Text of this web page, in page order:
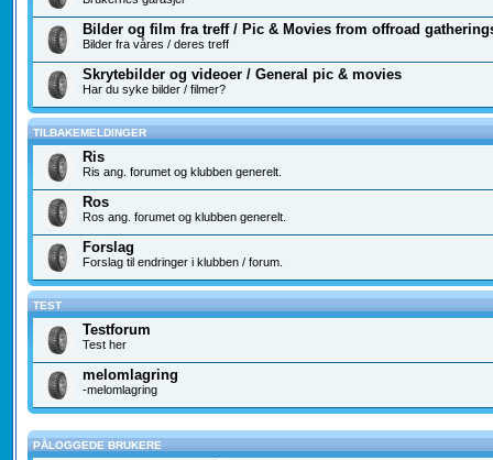
Bilder og film fra treff / Pic & Movies from offroad
Bilder fra våres / deres treff
Skrytebilder og videoer / General pic & movies
Har du syke bilder / filmer?
TILBAKEMELDINGER
Ris
Ris ang. forumet og klubben generelt.
Ros
Ros ang. forumet og klubben generelt.
Forslag
Forslag til endringer i klubben / forum.
TEST
Testforum
Test her
melomlagring
-melomlagring
PÅLOGGEDE BRUKERE